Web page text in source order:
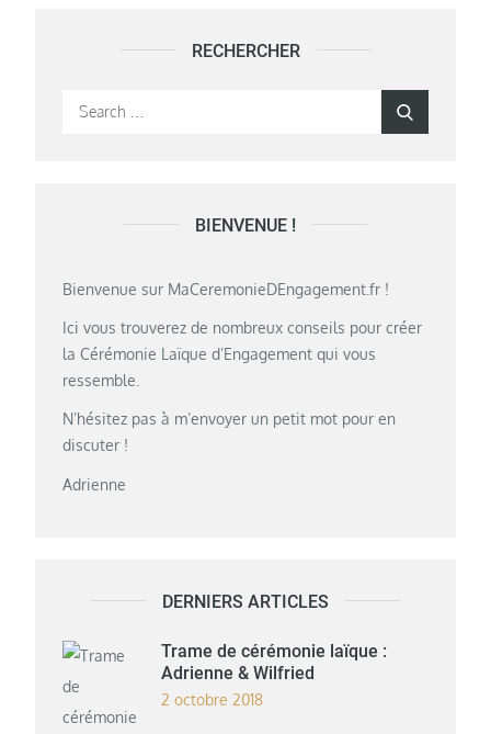
RECHERCHER
Search
BIENVENUE !
Bienvenue sur MaCeremonieDEngagement.fr !
Ici vous trouverez de nombreux conseils pour créer
la Cérémonie Laïque d’Engagement qui vous
ressemble.
N’hésitez pas à m’envoyer un petit mot pour en
discuter !
Adrienne
DERNIERS ARTICLES
Trame de cérémonie laïque :
Adrienne & Wilfried
2 octobre 2018